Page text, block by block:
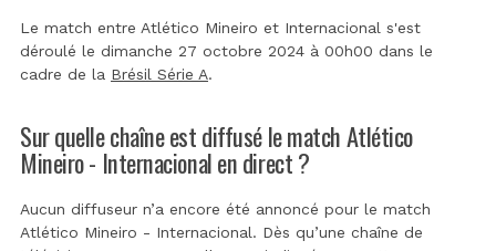
Le match entre Atlético Mineiro et Internacional s'est
déroulé le dimanche 27 octobre 2024 à 00h00 dans le
cadre de la Brésil Série A.
Sur quelle chaîne est diffusé le match Atlético
Mineiro - Internacional en direct ?
Aucun diffuseur n’a encore été annoncé pour le match
Atlético Mineiro - Internacional. Dès qu’une chaîne de